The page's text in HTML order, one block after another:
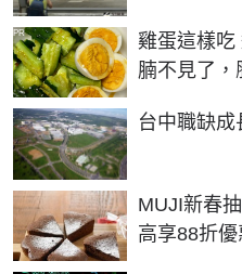
雞蛋這樣吃
腩不見了，
PR
台中職缺
MUJI新春
高享88折優